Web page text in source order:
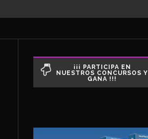
¡¡¡ PARTICIPA EN
NUESTROS CONCURSOS Y
GANA !!!